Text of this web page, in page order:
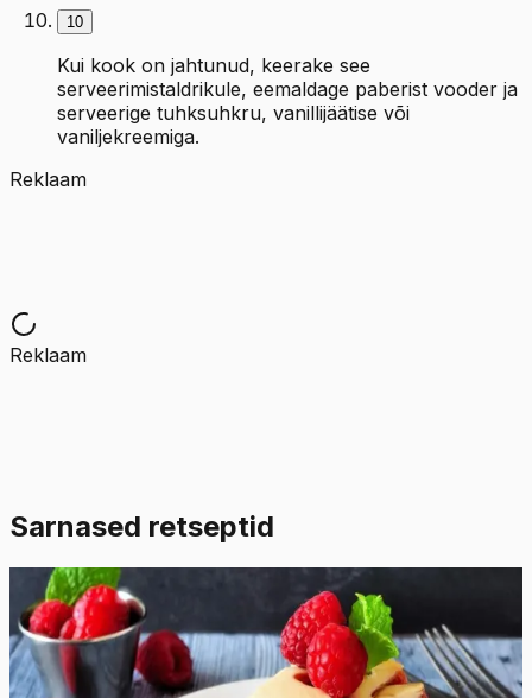
10
Kui kook on jahtunud, keerake see
serveerimistaldrikule, eemaldage paberist vooder ja
serveerige tuhksuhkru, vanillijäätise või
vaniljekreemiga.
Reklaam
Reklaam
Sarnased retseptid
Raske 4.8Hinnang:
Valge šokolaadi toorjuustukook
vaarikakastmega